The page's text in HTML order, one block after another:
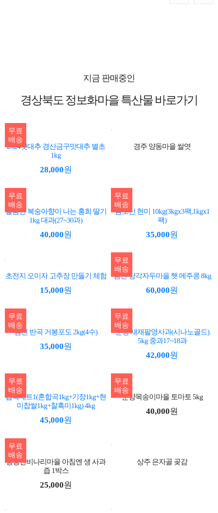
지금 판매중인
경상북도 정보화마을 특산물 바로가기
무료
배송
2024햇대추 경산금구맛대추 별초
1kg
28,000원
경주 양동마을 쌀엿
무료
배송
달콤한 복숭아향이 나는 홍희 딸기
1kg 대과(27~30과)
40,000원
무료
배송
금오산 현미 10kg(3kgx3팩,1kgx1
팩)
35,000원
초전지 오미자 고추장 만들기 체험
15,000원
무료
배송
김천 양각자두마을 햇 메주콩 8kg
60,000원
무료
배송
김천 반곡 거봉포도 2kg(4수)
35,000원
무료
배송
문경 새재팔영사과(시나노골드)
5kg 중과17~18과
42,000원
무료
배송
잡곡세트1(혼합곡1kg+기장1kg+현
미찹쌀1kg+찰흑미1kg) 4kg
45,000원
무료
배송
춘양목송이마을 토마토 5kg
40,000원
무료
배송
청량산비나리마을 아침엔 생 사과
즙 1박스
25,000원
상주 은자골 곶감